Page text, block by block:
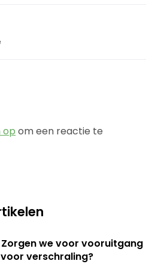
op om een reactie te
Zorgen we voor vooruitgang
verschraling?